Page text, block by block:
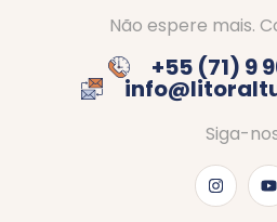
Não espere mais.
+55 (71) 9
Siga-